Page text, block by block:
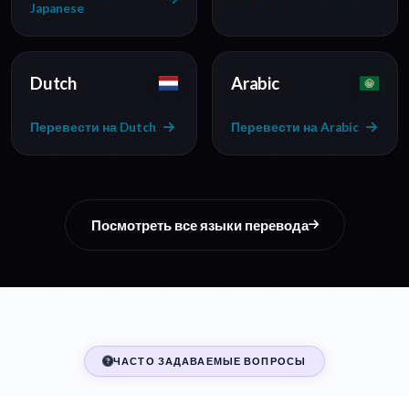
Japanese
Dutch
Перевести на Dutch
Arabic
Перевести на Arabic
Посмотреть все языки перевода
ЧАСТО ЗАДАВАЕМЫЕ ВОПРОСЫ